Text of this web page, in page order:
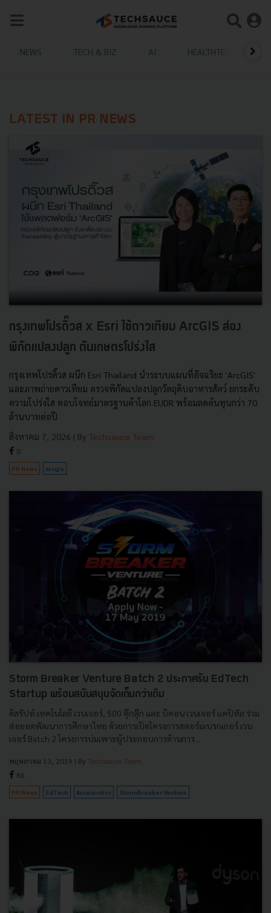
NEWS TECH & BIZ AI HEALTHTECH
LATEST IN PR NEWS
กรุงเทพโปรดิ๊วส x Esri ใช้ดาวเทียม ArcGIS ส่อง
พิกัดแปลงปลูก ดันเกษตรโปร่งใส
กรุงเทพโปรดิ๊วส ผนึก Esri Thailand นำระบบแผนที่อัจฉริยะ 'ArcGIS'
และภาพถ่ายดาวเทียม ตรวจพิกัดแปลงปลูกวัตถุดิบอาหารสัตว์ ยกระดับ
ความโปร่งใส ตอบโจทย์มาตรฐานค้าโลก EUDR พร้อมลดต้นทุนกว่า 70
ล้านบาทต่อปี
สิงหาคม 7, 2026 | By Techsauce Team
0
PR News arcgis
Storm Breaker Venture Batch 2 ประกาศรับ EdTech
Startup พร้อมสนับสนุนจัดเต็มกว่าเดิม
ดิสรัปท์ เทคโนโลยี เวนเจอร์, 500 ตุ๊กตุ๊ก และ บีคอน เวนเจอร์ แคปิทัล ร่วม
ต่อยอดพัฒนาการศึกษาไทย ด้วยการเปิดโครงการสตอร์มเบรกเกอร์ เวน
เจอร์ Batch 2 โครงการบ่มเพาะผู้ประกอบการด้านการ...
พฤษภาคม 13, 2019 | By Techsauce Team
86
PR News EdTech Accelerator StormBreaker Venture